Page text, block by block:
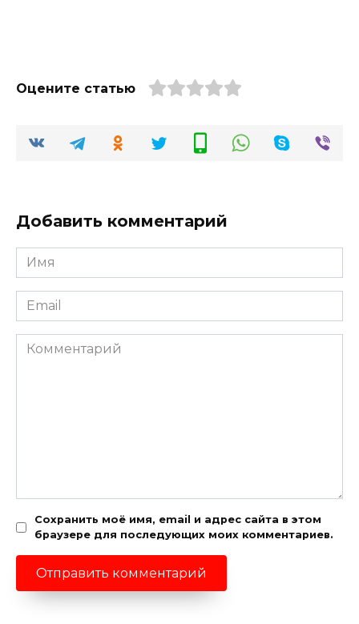
Оцените статью
Добавить комментарий
Имя
*
Email
*
Комментарий
Сохранить моё имя, email и адрес сайта в этом
браузере для последующих моих комментариев.